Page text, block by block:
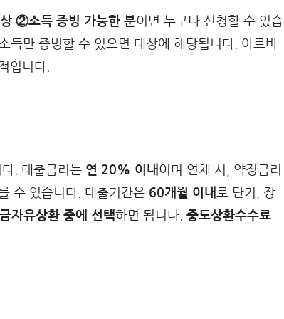
②소득 증빙 가능한 분이면 누구나 신청할 수 있습
득만 증빙할 수 있으면 대상에 해당됩니다. 아르바
입니다.
다. 대출금리는 연 20% 이내 이며 연체 시, 약정금리
수 있습니다. 대출기간은 60개월 이내로 단기, 장
자유상환 중에 선택하면 됩니다. 중도상환수수료